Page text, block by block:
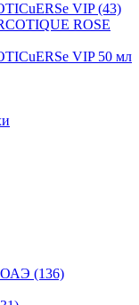
VIP(43)
ROSE
VIP 50 мл
ОАЭ (136)